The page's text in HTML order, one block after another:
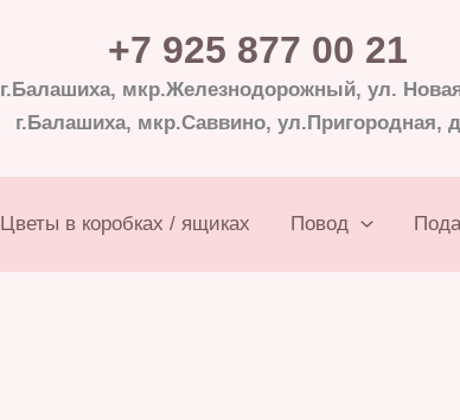
+7 925 877 00 21
г.Балашиха, мкр.Железнодорожный, ул.
г.Балашиха, мкр.Саввино, ул.Пригородная,
Цветы в коробках / ящиках Повод